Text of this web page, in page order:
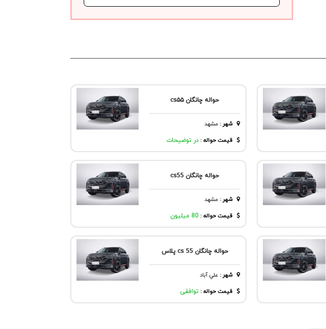
حواله چانگان cs۵۵
شهر : مشهد
قیمت حواله :در توضیحات
حواله چانگان cs55
شهر : مشهد
قیمت حواله : 80 میلیون
حواله چانگان cs 55 پلاس
شهر : علي آباد
قیمت حواله : توافقی